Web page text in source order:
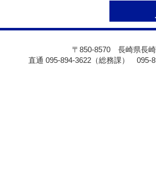
〒850-8570 長崎県長
直通 095-894-3622（総務課） 095-